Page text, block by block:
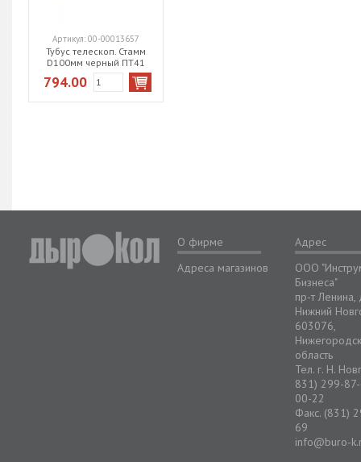
Тубус телескоп. Стамм
D100мм черный ПТ41
Артикул: 00-00013657
794.00
О фирме
Адреса магазинов
Адрес
ООО
Бизнеса"
пр-т
Нижний
603076,
область
Тел. г. Н.
831) 299-
00-22
Факс. (831)
69
info@buro-